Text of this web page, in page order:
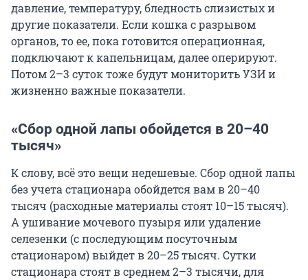
давление, температуру, бледность слизистых и
другие показатели. Если кошка с разрывом
органов, то ее, пока готовится операционная,
подключают к капельницам, далее оперируют.
Потом 2–3 суток тоже будут мониторить УЗИ и
жизненно важные показатели.
«Сбор одной лапы обойдется в 20–40
тысяч»
К слову, всё это вещи недешевые. Сбор одной лапы
без учета стационара обойдется вам в 20–40
тысяч (расходные материалы стоят 10–15 тысяч).
А ушивание мочевого пузыря или удаление
селезенки (с последующим посуточным
стационаром) выйдет в 20–25 тысяч. Сутки
стационара стоят в среднем 2–3 тысячи, для